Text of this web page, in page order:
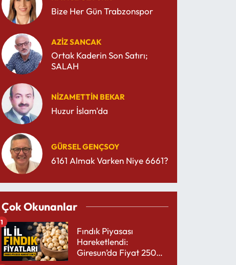
Bize Her Gün Trabzonspor
AZIZ SANCAK
Ortak Kaderin Son Satırı;
SALAH
NIZAMETTIN BEKAR
Huzur İslam'da
GÜRSEL GENÇSOY
6161 Almak Varken Niye 6661?
Çok Okunanlar
Fındık Piyasası
Hareketlendi:
Giresun’da Fiyat 250
1